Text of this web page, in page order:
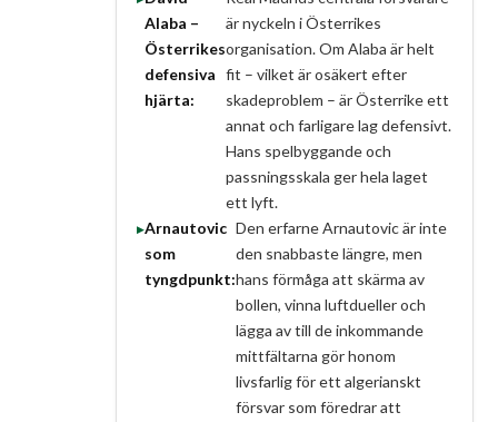
Alaba –
Österrikes
defensiva
hjärta:
är nyckeln i Österrikes
organisation. Om Alaba är helt
fit – vilket är osäkert efter
skadeproblem – är Österrike ett
annat och farligare lag defensivt.
Hans spelbyggande och
passningsskala ger hela laget
ett lyft.
Arnautovic
som
tyngdpunkt:
Den erfarne Arnautovic är inte
den snabbaste längre, men
hans förmåga att skärma av
bollen, vinna luftdueller och
lägga av till de inkommande
mittfältarna gör honom
livsfarlig för ett algerianskt
försvar som föredrar att